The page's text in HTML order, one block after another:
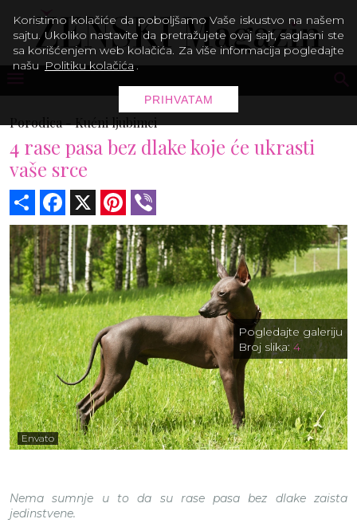
Porodica -Kućni ljubimci
4 rase pasa bez dlake koje će ukrasti
vaše srce
Share Facebook Pinterest
Envato
Pogledajte galeriju
Broj slika:4
Nema sumnje u to da su rase pasa bez dlake zaista
jedinstvene.
Koristimo kolačiće da poboljšamo Vaše iskustvo na našem
sajtu. Ukoliko nastavite da pretražujete ovaj sajt, saglasni ste
sa korišćenjem web kolačića. Za više informacija pogledajte
našu Politiku kolačića .
PRIHVATAM